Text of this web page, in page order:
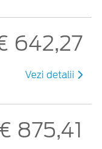
642,27
Vezi detalii
875,41